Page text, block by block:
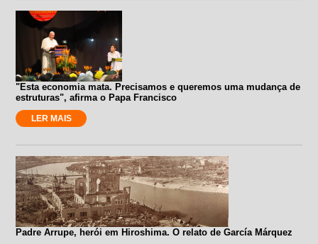
"Esta economia mata. Precisamos e queremos uma mudança de
estruturas", afirma o Papa Francisco
LER MAIS
Padre Arrupe, herói em Hiroshima. O relato de García Márquez